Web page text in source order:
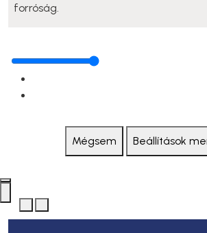
forróság.
Mégsem Beállítások